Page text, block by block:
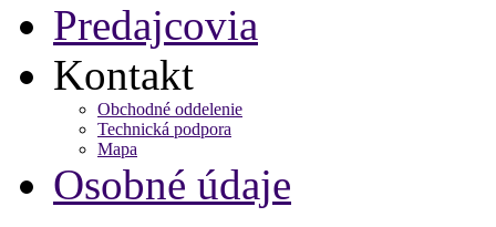
Predajcovia
Kontakt
Obchodné oddelenie
Technická podpora
Mapa
Osobné údaje